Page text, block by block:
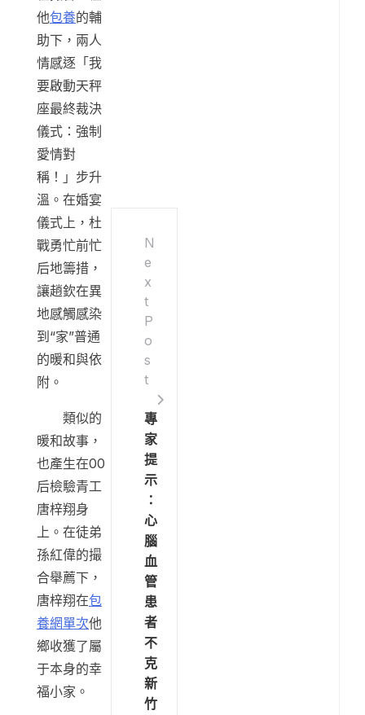
他包養的輔
助下，兩人
情感逐「我
要啟動天秤
座最終裁決
儀式：強制
愛情對
稱！」步升
溫。在婚宴
儀式上，杜
戰勇忙前忙
后地籌措，
讓趙欽在異
地感觸感染
到“家”普通
的暖和與依
附。
類似的
暖和故事，
也產生在00
后檢驗青工
唐梓翔身
上。在徒弟
孫紅偉的撮
合舉薦下，
唐梓翔在包
養網單次他
鄉收獲了屬
于本身的幸
福小家。
N
e
x
t
P
o
s
t
專
家
提
示
：
心
腦
血
管
患
者
不
克
新
竹